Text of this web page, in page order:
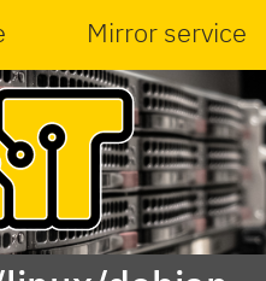
Mirror service